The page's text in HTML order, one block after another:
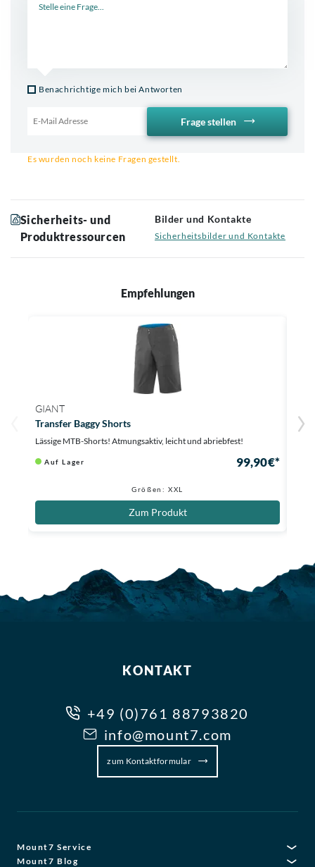
Benachrichtige mich bei Antworten
Frage stellen
Es wurden noch keine Fragen gestellt.
Sicherheits- und
Produktressourcen
Bilder und Kontakte
Sicherheitsbilder und Kontakte
Empfehlungen
GIANT
Transfer Baggy Shorts
Lässige MTB-Shorts! Atmungsaktiv, leicht und abriebfest!
Auf Lager 99,90 €*
Größen: XXL
Zum Produkt
KONTAKT
+49 (0)761 88793820
info@mount7.com
zum Kontaktformular
Mount7 Service
Mount7 Blog